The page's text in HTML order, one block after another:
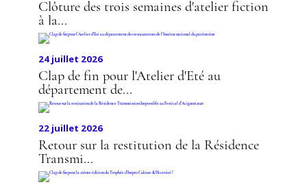
Clôture des trois semaines d'atelier fiction
à la...
24 juillet 2026
Clap de fin pour l'Atelier d'Eté au
département de...
22 juillet 2026
Retour sur la restitution de la Résidence
Transmi...